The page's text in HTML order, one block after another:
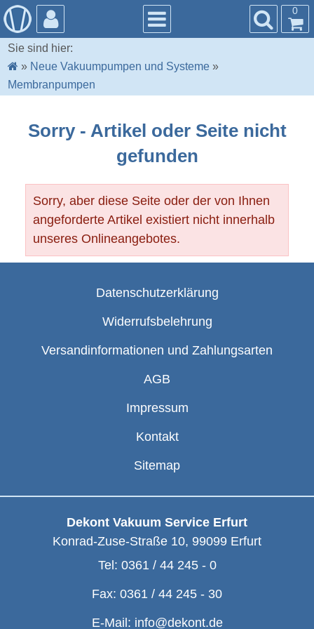
0
Sie sind hier:
» Neue Vakuumpumpen und Systeme »
Membranpumpen
Sorry - Artikel oder Seite nicht
gefunden
Sorry, aber diese Seite oder der von Ihnen
angeforderte Artikel existiert nicht innerhalb
unseres Onlineangebotes.
Datenschutzerklärung
Widerrufsbelehrung
Versandinformationen und Zahlungsarten
AGB
Impressum
Kontakt
Sitemap
Dekont Vakuum Service Erfurt
Konrad-Zuse-Straße 10, 99099 Erfurt
Tel: 0361 / 44 245 - 0
Fax: 0361 / 44 245 - 30
E-Mail: info@dekont.de